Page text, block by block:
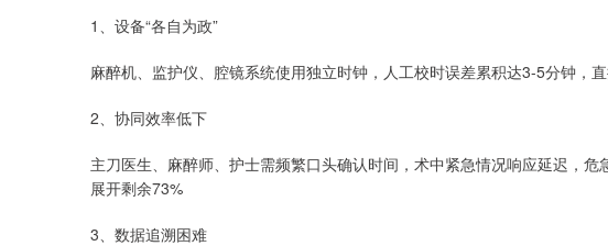
1、设备“各自为政”
麻醉机、监护仪、腔镜系统使用独立时钟，人工校时误差累积达3-5分钟，直
2、协同效率低下
主刀医生、麻醉师、护士需频繁口头确认时间，术中紧急情况响应延迟，危
展开剩余73%
3、数据追溯困难